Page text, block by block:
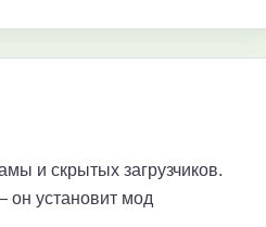
и скрытых загрузчиков.
он установит мод